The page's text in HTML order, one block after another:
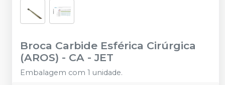
Broca Carbide Esférica Cirúrgica
(AROS) - CA - JET
Embalagem com 1 unidade.